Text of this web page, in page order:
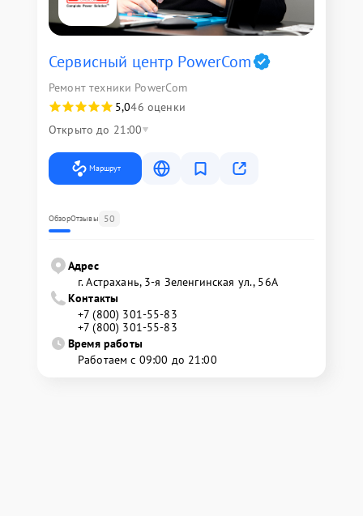
Сервисный центр PowerCom
Ремонт техники PowerCom
5,046 оценки
Открыто до 21:00
Маршрут
ОбзорОтзывы 50
Адрес
г. Астрахань, 3-я Зеленгинская ул., 56А
Контакты
+7 (800) 301-55-83
+7 (800) 301-55-83
Время работы
Работаем с 09:00 до 21:00